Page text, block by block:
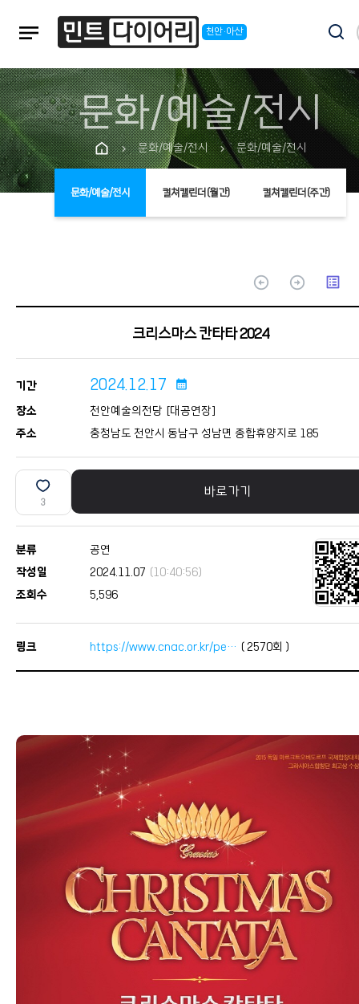
notes 천안·아산
문화/예술/전시
chevron_right 문화/예술/전시 chevron_right 문화/예술/전시
문화/예술/전시 컬쳐캘린더(월간) 컬쳐캘린더(주간)
arrow_circle_up arrow_circle_up list_alt
크리스마스 칸타타 2024
기간 2024.12.17 calendar_month
장소
천안예술의전당 [대공연장]
주소
충청남도 천안시 동남구 성남면 종합휴양지로 185
3
바로가기
분류
공연
작성일
2024.11.07 (10:40:56)
조회수
5,596
링크 https://www.cnac.or.kr/pe… ( 2570회 )